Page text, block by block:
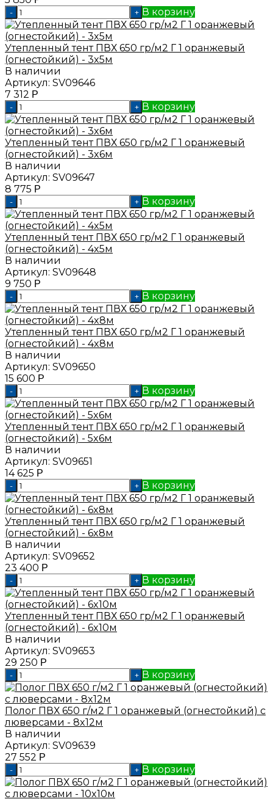
- + В корзину
Утепленный тент ПВХ 650 гр/м2 Г 1 оранжевый
(огнестойкий) - 3x5м
В наличии
Артикул: SV09646
7 312 Р
- + В корзину
Утепленный тент ПВХ 650 гр/м2 Г 1 оранжевый
(огнестойкий) - 3x6м
В наличии
Артикул: SV09647
8 775 Р
- + В корзину
Утепленный тент ПВХ 650 гр/м2 Г 1 оранжевый
(огнестойкий) - 4x5м
В наличии
Артикул: SV09648
9 750 Р
- + В корзину
Утепленный тент ПВХ 650 гр/м2 Г 1 оранжевый
(огнестойкий) - 4x8м
В наличии
Артикул: SV09650
15 600 Р
- + В корзину
Утепленный тент ПВХ 650 гр/м2 Г 1 оранжевый
(огнестойкий) - 5x6м
В наличии
Артикул: SV09651
14 625 Р
- + В корзину
Утепленный тент ПВХ 650 гр/м2 Г 1 оранжевый
(огнестойкий) - 6x8м
В наличии
Артикул: SV09652
23 400 Р
- + В корзину
Утепленный тент ПВХ 650 гр/м2 Г 1 оранжевый
(огнестойкий) - 6x10м
В наличии
Артикул: SV09653
29 250 Р
- + В корзину
Полог ПВХ 650 г/м2 Г 1 оранжевый (огнестойкий) с
люверсами - 8x12м
В наличии
Артикул: SV09639
27 552 Р
- + В корзину